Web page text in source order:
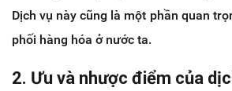
Dịch vụ này cũng là một phần quan
phối hàng hóa ở nước ta.
2. Ưu và nhược điểm của